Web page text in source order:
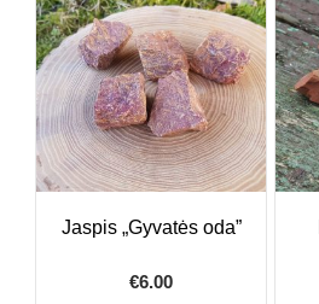
Jaspis „Gyvatės oda”
€6.00